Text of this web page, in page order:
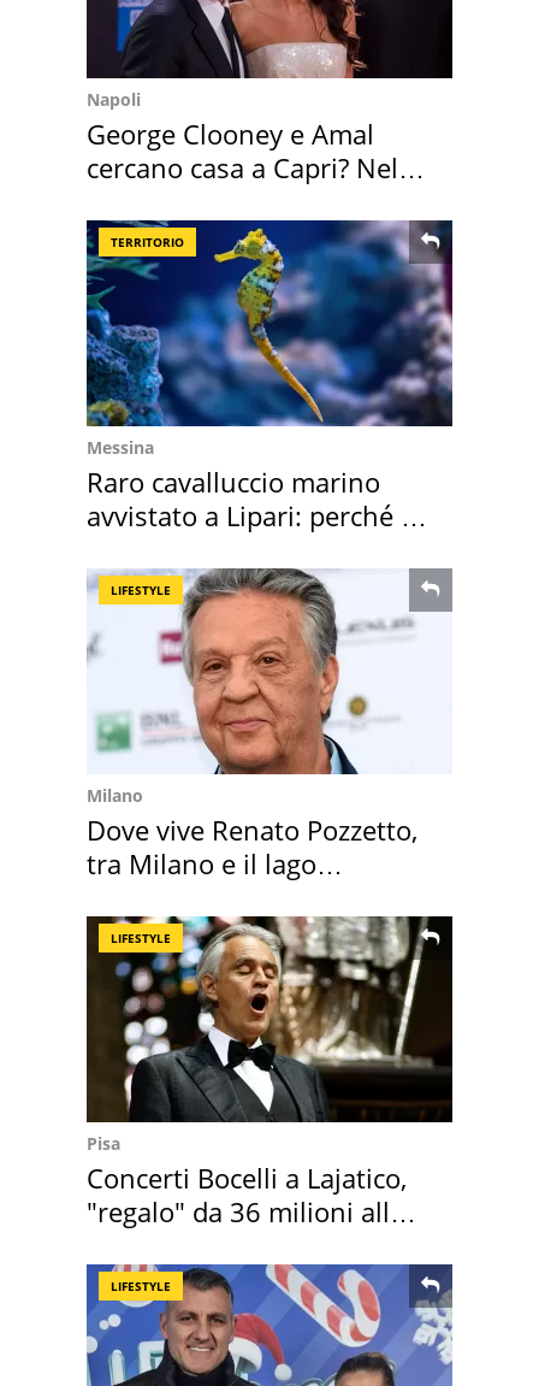
Napoli
George Clooney e Amal
cercano casa a Capri? Nel
TERRITORIO
Messina
Raro cavalluccio marino
avvistato a Lipari: perché è
LIFESTYLE
Milano
Dove vive Renato Pozzetto,
tra Milano e il lago
LIFESTYLE
Pisa
Concerti Bocelli a Lajatico,
"regalo" da 36 milioni alla
LIFESTYLE